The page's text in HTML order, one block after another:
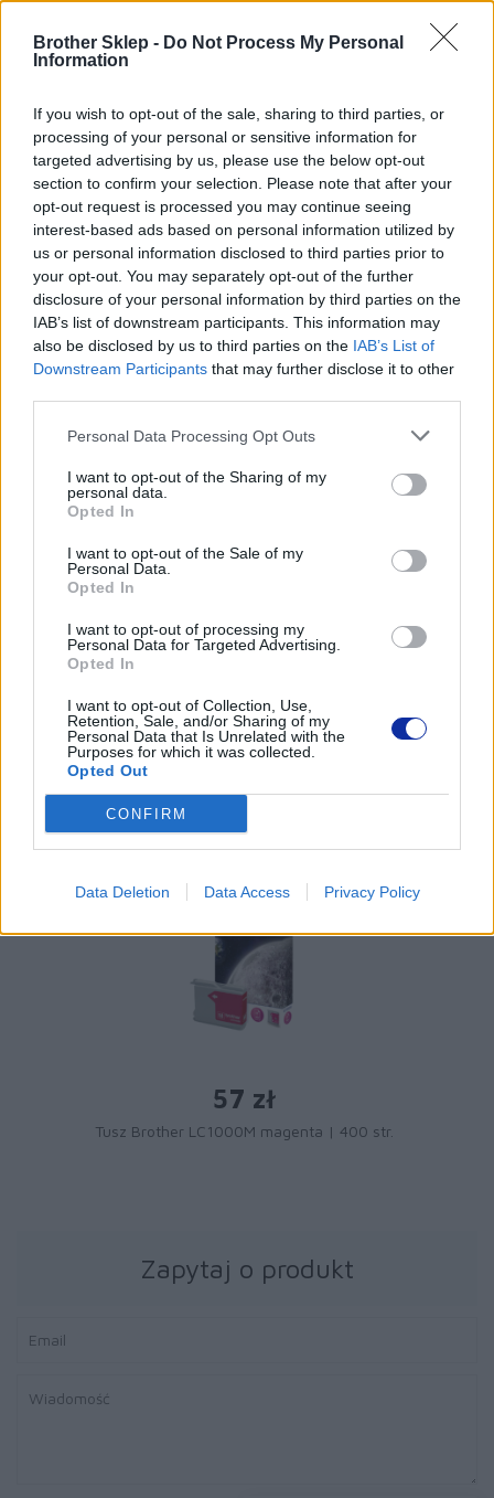
Brother Sklep - Do Not Process My Personal
Information
If you wish to opt-out of the sale, sharing to third parties, or
processing of your personal or sensitive information for
targeted advertising by us, please use the below opt-out
section to confirm your selection. Please note that after your
opt-out request is processed you may continue seeing
interest-based ads based on personal information utilized by
us or personal information disclosed to third parties prior to
your opt-out. You may separately opt-out of the further
disclosure of your personal information by third parties on the
IAB’s list of downstream participants. This information may
also be disclosed by us to third parties on the IAB’s List of
Downstream Participants that may further disclose it to other
Personal Data Processing Opt Outs
I want to opt-out of the Sharing of my
personal data.
Opted In
I want to opt-out of the Sale of my
Personal Data.
Opted In
I want to opt-out of processing my
Personal Data for Targeted Advertising.
Opted In
I want to opt-out of Collection, Use,
Retention, Sale, and/or Sharing of my
Personal Data that Is Unrelated with the
Purposes for which it was collected.
Opted Out
CONFIRM
Data Deletion Data Access Privacy Policy
Dane producenta
Brother Central and Eastern Europe GmbH
Am Euro Platz 2/2/M1,
1120 Wiedeń, Austria
https://global.brother
Podmiot odpowiedzialny
Brother Polska
tel. (22) 441 63 00
https://www.brother.pl/support
POLECANE
PRODUKTY:
57 zł
Tusz Brother LC1000M magenta | 400 str.
Zapytaj o produkt